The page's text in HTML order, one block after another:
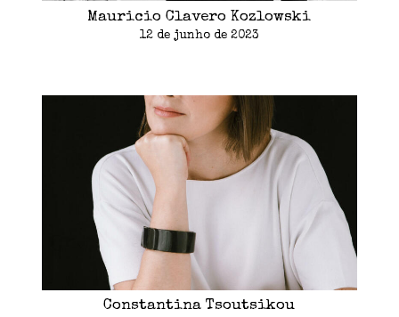
Mauricio Clavero Kozlowski
12 de junho de 2023
Constantina Tsoutsikou